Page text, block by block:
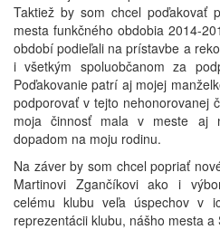
Taktiež by som chcel poďakovať
mesta funkčného obdobia 2014-
období podieľali na prístavbe a
i všetkým spoluobčanom za
Poďakovanie patrí aj mojej
podporovať v tejto nehonorovanej
moja činnosť mala v meste aj
dopadom na moju rodinu.
Na záver by som chcel popriať
Martinovi Zgančíkovi ako i
celému klubu veľa úspechov v
reprezentácii klubu, nášho mesta a